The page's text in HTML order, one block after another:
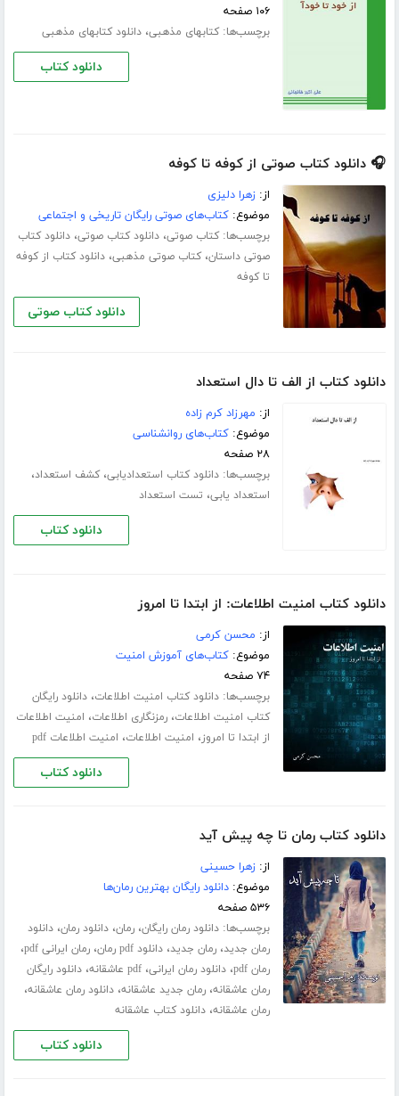
۱۰۶ صفحه
برچسب‌ها:کتابهای مذهبی،دانلود کتابهای مذهبی
دانلود کتاب
🎧 دانلود کتاب صوتی از کوفه تا کوفه
از:زهرا دلیزی
موضوع:کتاب‌های صوتی رایگان تاریخی و اجتماعی
برچسب‌ها:کتاب صوتی،دانلود کتاب صوتی،دانلود کتاب
صوتی داستان،کتاب صوتی مذهبی،دانلود کتاب از کوفه
تا کوفه
دانلود کتاب صوتی
دانلود کتاب از الف تا دال استعداد
از: مهرزاد کرم زاده
موضوع:کتاب‌های روانشناسی
۲۸ صفحه
برچسب‌ها:دانلود کتاب استعدادیابی،کشف استعداد،
استعداد یابی، تست استعداد
دانلود کتاب
دانلود کتاب امنیت اطلاعات: از ابتدا تا امروز
از: محسن کرمی
موضوع:کتاب‌های آموزش امنیت
۷۴ صفحه
برچسب‌ها:دانلود کتاب امنیت اطلاعات،دانلود رایگان
کتاب امنیت اطلاعات،رمزنگاری اطلاعات، امنیت اطلاعات
از ابتدا تا امروز، امنیت اطلاعات، امنیت اطلاعات pdf
دانلود کتاب
دانلود کتاب رمان تا چه پیش آید
از:زهرا حسینی
موضوع:دانلود رایگان بهترین رمان‌ها
۵۳۶ صفحه
برچسب‌ها:دانلود رمان رایگان،رمان،دانلود رمان،دانلود
رمان جدید،رمان جدید،دانلود pdf رمان ،رمان ایرانی pdf ،
رمان pdf ،دانلود رمان ایرانی،pdf عاشقانه ،دانلود رایگان
رمان عاشقانه،رمان جدید عاشقانه،دانلود رمان عاشقانه،
رمان عاشقانه،دانلود کتاب عاشقانه
دانلود کتاب